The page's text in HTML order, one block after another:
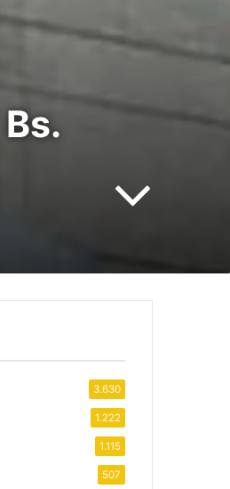
3.630
1.222
1.115
507